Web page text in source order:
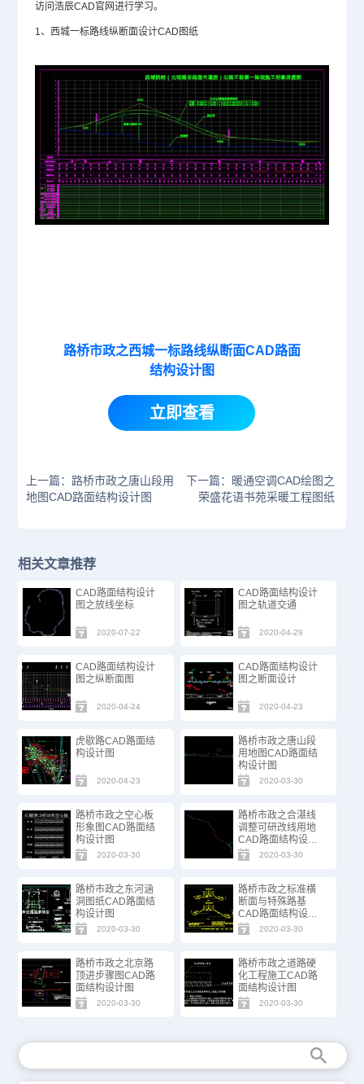
访问浩辰CAD官网进行学习。
1、西城一标路线纵断面设计CAD图纸
路桥市政之西城一标路线纵断面CAD路面
结构设计图
立即查看
上一篇：路桥市政之唐山段用
地图CAD路面结构设计图
下一篇：暖通空调CAD绘图之
荣盛花语书苑采暖工程图纸
相关文章推荐
CAD路面结构设计
图之放线坐标
2020-07-22
CAD路面结构设计
图之轨道交通
2020-04-29
CAD路面结构设计
图之纵断面图
2020-04-24
CAD路面结构设计
图之断面设计
2020-04-23
虎歇路CAD路面结
构设计图
2020-04-23
路桥市政之唐山段
用地图CAD路面结
构设计图
2020-03-30
路桥市政之空心板
形象图CAD路面结
构设计图
2020-03-30
路桥市政之合湛线
调整可研改线用地
CAD路面结构设计
图
2020-03-30
路桥市政之东河涵
洞图纸CAD路面结
构设计图
2020-03-30
路桥市政之标准横
断面与特殊路基
CAD路面结构设计
图
2020-03-30
路桥市政之北京路
顶进步骤图CAD路
面结构设计图
2020-03-30
路桥市政之道路硬
化工程施工CAD路
面结构设计图
2020-03-30